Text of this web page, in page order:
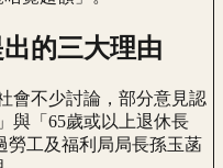
的三大理由
會不少討論，部分意見認
與「65歲或以上退休長
勞工及福利局局長孫玉菡